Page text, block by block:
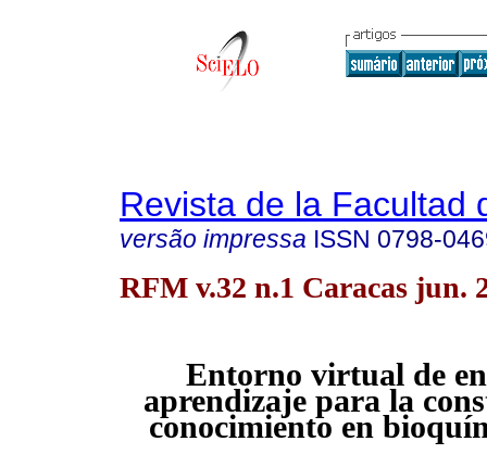
Revista de la Facultad
versão impressa ISSN 0798-
RFM v.32 n.1 Caracas jun.
Entorno virtual de
aprendizaje para la
conocimiento en